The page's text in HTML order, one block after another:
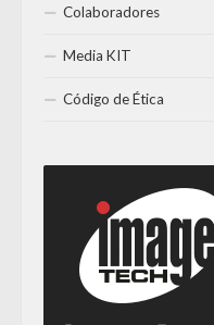
Colaboradores
Media KIT
Código de Ética